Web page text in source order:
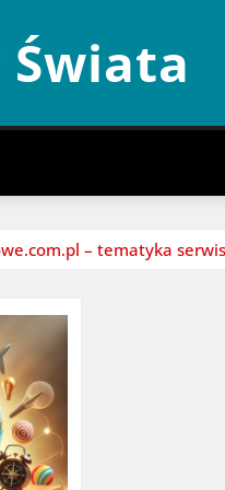
– tematyka